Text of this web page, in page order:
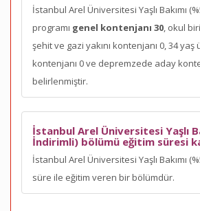
İstanbul Arel Üniversitesi Yaşlı Bakımı
programı genel kontenjanı 30, okul
şehit ve gazi yakını kontenjanı 0, 34 yaş
kontenjanı 0 ve depremzede aday
belirlenmiştir.
İstanbul Arel Üniversitesi Yaşlı
İndirimli) bölümü eğitim süresi
İstanbul Arel Üniversitesi Yaşlı Bakımı
süre ile eğitim veren bir bölümdür.